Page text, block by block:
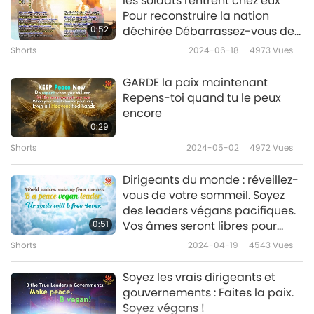
1:50
Oh Gaza, le monde pleure
pour toi. Plus aucune
effusion de sang, stp ! Il n’y
a pas vraiment d’ennemis !
Shorts 2023-10-24 6840Vues
7
1:08
Oh Gaza, compte tes
aime le vivant.
Shorts 2023-10-25 6617Vues
0:52
Pour reconstruire la nation
déchirée Débarrassez-vous de
votre haine Passez votre temps
pardon de Dieu Soyez en paix
dans l’au-delà
Shorts 2024-06-18 4973Vues
0:29
GARDE la paix maintenant
Repens-toi quand tu le peux
encore
Shorts 2024-05-02 4972Vues
0:51
Dirigeants du monde : réveillez-
vous de votre sommeil. Soyez
des leaders végans pacifiques.
Vos âmes seront libres pour
Shorts 2024-04-19 4543Vues
Soyez les vrais dirigeants et
gouvernements : Faites la paix.
Soyez végans !